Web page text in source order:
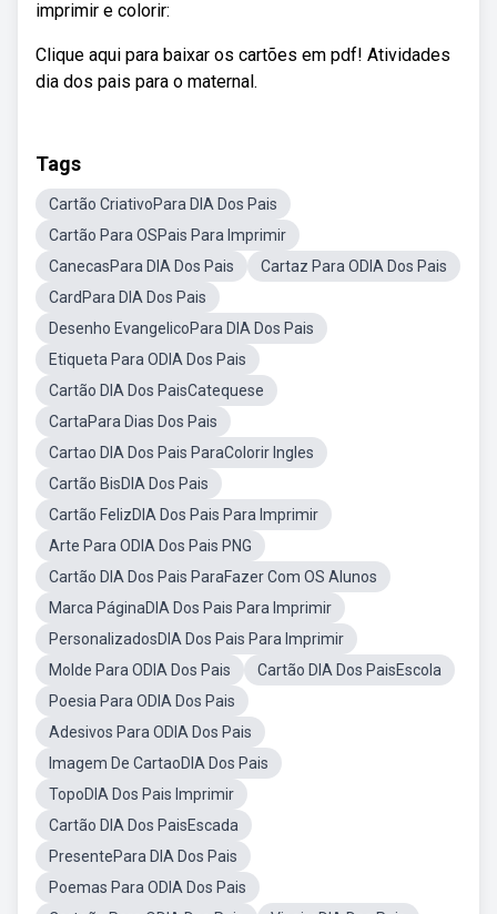
imprimir e colorir:
Clique aqui para baixar os cartões em pdf! Atividades
dia dos pais para o maternal.
Tags
Cartão CriativoPara DIA Dos Pais
Cartão Para OSPais Para Imprimir
CanecasPara DIA Dos Pais
Cartaz Para ODIA Dos Pais
CardPara DIA Dos Pais
Desenho EvangelicoPara DIA Dos Pais
Etiqueta Para ODIA Dos Pais
Cartão DIA Dos PaisCatequese
CartaPara Dias Dos Pais
Cartao DIA Dos Pais ParaColorir Ingles
Cartão BisDIA Dos Pais
Cartão FelizDIA Dos Pais Para Imprimir
Arte Para ODIA Dos Pais PNG
Cartão DIA Dos Pais ParaFazer Com OS Alunos
Marca PáginaDIA Dos Pais Para Imprimir
PersonalizadosDIA Dos Pais Para Imprimir
Molde Para ODIA Dos Pais
Cartão DIA Dos PaisEscola
Poesia Para ODIA Dos Pais
Adesivos Para ODIA Dos Pais
Imagem De CartaoDIA Dos Pais
TopoDIA Dos Pais Imprimir
Cartão DIA Dos PaisEscada
PresentePara DIA Dos Pais
Poemas Para ODIA Dos Pais